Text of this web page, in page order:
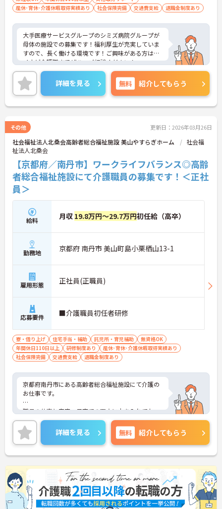
産休･育休･介護休暇取得実績あり
社会保険完備 交通費支給 退職金制度あり
大手医療サービスグループのシミズ病院グループが
母体の施設での募集です！福利厚生が充実していま
すので、長く働ける環境です！ご興味がある方はマ
イナビ介護職までぜひ、ご相談ください！
詳細を見る 無料 紹介してもらう
その他 更新日：2026年03月26日
社会福祉法人北桑会高齢者総合福祉施設 美山やすらぎホーム
社会福
祉法人北桑会
【京都府／南丹市】ワークライフバランス◎高齢
者総合福祉施設にて介護職員の募集です！＜正社
員＞
給料 月収 19.8万円～29.7万円初任給（高卒）
勤務地 京都府 南丹市 美山町島小栗栖山13-1
雇用形態 正社員(正職員)
応募要件 ■介護職員初任者研修
寮・借り上げ 住宅手当・補助 託児所・育児補助
無資格OK
年間休日110日以上
研修制度あり
産休･育休･介護休暇取得実績あり
社会保険完備
交通費支給 退職金制度あり
京都府南丹市にある高齢者総合福祉施設にて介護の
お仕事です。
職員の仕事と家庭、子育ての両立に力を入れてお
り、京都府より「ワークライフバランス認証企業」
の認証を受けています。
ご興味がある方は是非一度マイナビまでお問い合わ
せください。さらに詳細などお伝えします。
詳細を見る 無料 紹介してもらう